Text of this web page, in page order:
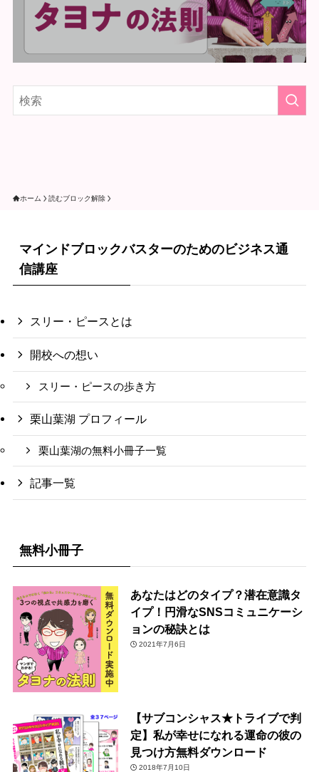
ホーム 読むブロック解除
マインドブロックバスターのためのビジネス通
信講座
スリー・ピースとは
開校への想い
スリー・ピースの歩き方
栗山葉湖 プロフィール
栗山葉湖の無料小冊子一覧
記事一覧
無料小冊子
あなたはどのタイプ？潜在意識タ
イプ！円滑なSNSコミュニケーシ
ョンの秘訣とは
2021年7月6日
【サブコンシャス★トライブで判
定】私が幸せになれる運命の彼の
見つけ方無料ダウンロード
2018年7月10日